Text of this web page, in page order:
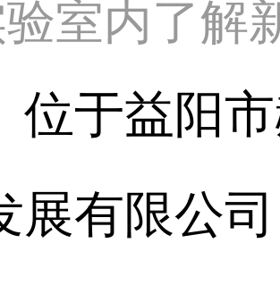
室内了解
益阳市
展有限公